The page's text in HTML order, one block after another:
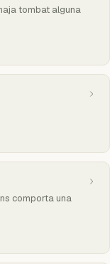
tombat alguna
comporta una